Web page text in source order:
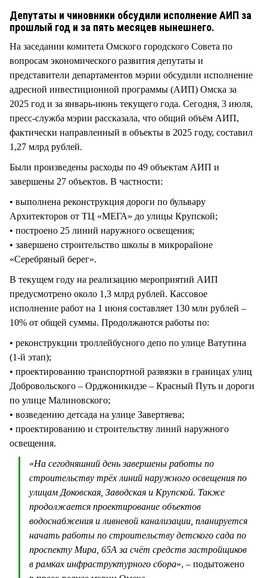
Депутаты и чиновники обсудили исполнение АИП за
прошлый год и за пять месяцев нынешнего.
На заседании комитета Омского городского Совета по
вопросам экономического развития депутаты и
представители департаментов мэрии обсудили исполнение
адресной инвестиционной программы (АИП) Омска за
2025 год и за январь-июнь текущего года. Сегодня, 3 июля,
пресс-служба мэрии рассказала, что общий объём АИП,
фактически направленный в объекты в 2025 году, составил
1,27 млрд рублей.
Были произведены расходы по 49 объектам АИП и
завершены 27 объектов. В частности:
• выполнена реконструкция дороги по бульвару
Архитекторов от ТЦ «МЕГА» до улицы Крупской;
• построено 25 линий наружного освещения;
• завершено строительство школы в микрорайоне
«Серебряный берег».
В текущем году на реализацию мероприятий АИП
предусмотрено около 1,3 млрд рублей. Кассовое
исполнение работ на 1 июня составляет 130 млн рублей –
10% от общей суммы. Продолжаются работы по:
• реконструкции троллейбусного депо по улице Ватутина
(1-й этап);
• проектированию транспортной развязки в границах улиц
Добровольского – Орджоникидзе – Красный Путь и дороги
по улице Малиновского;
• возведению детсада на улице Завертяева;
• проектированию и строительству линий наружного
освещения.
«На сегодняшний день завершены работы по
строительству трёх линий наружного освещения по
улицам Доковская, Заводская и Крупской. Также
продолжается проектирование объектов
водоснабжения и ливневой канализации, планируется
начать работы по строительству детского сада по
проспекту Мира, 65А за счёт средств застройщиков
в рамках инфраструктурного сбора», – подытожено